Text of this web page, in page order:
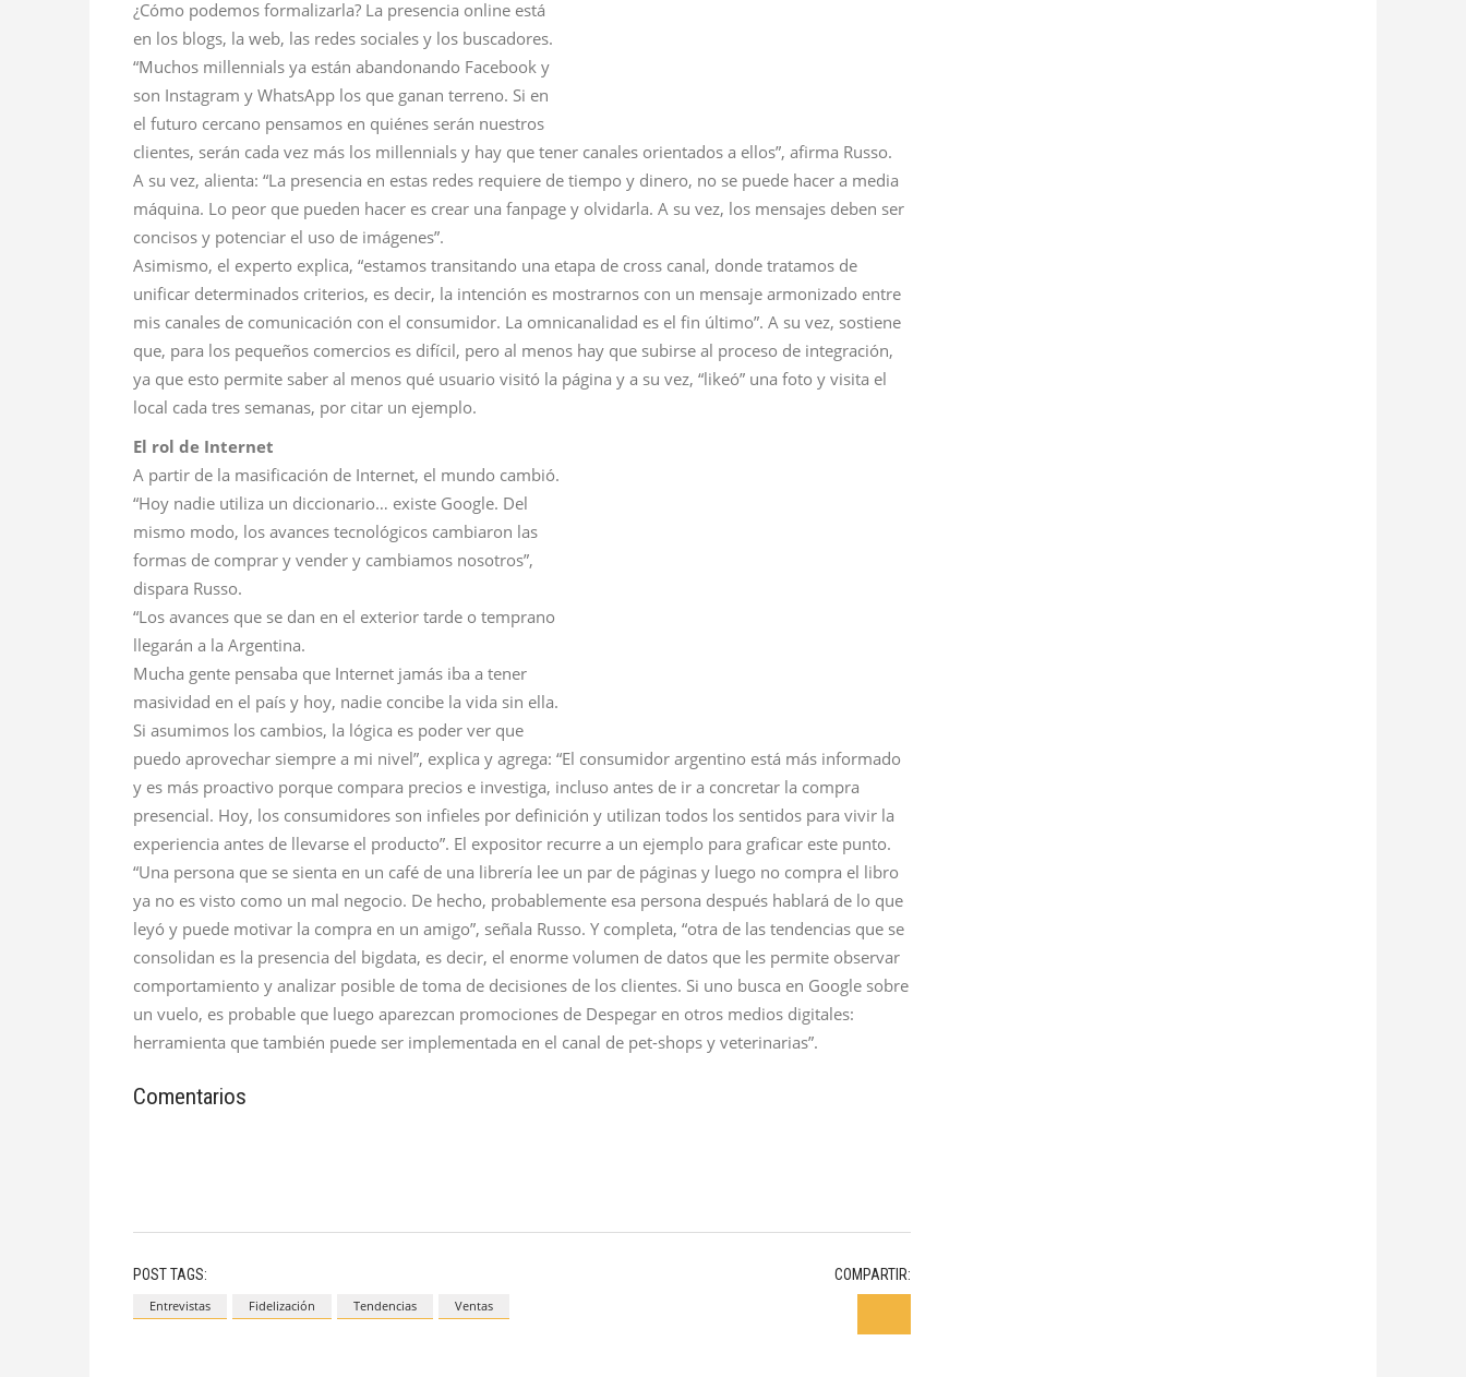
¿Cómo podemos formalizarla? La presencia online está
en los blogs, la web, las redes sociales y los buscadores.
“Muchos millennials ya están abandonando Facebook y
son Instagram y WhatsApp los que ganan terreno. Si en
el futuro cercano pensamos en quiénes serán nuestros
clientes, serán cada vez más los millennials y hay que tener canales orientados a ellos”, afirma Russo.
A su vez, alienta: “La presencia en estas redes requiere de tiempo y dinero, no se puede hacer a media
máquina. Lo peor que pueden hacer es crear una fanpage y olvidarla. A su vez, los mensajes deben ser
concisos y potenciar el uso de imágenes”.
Asimismo, el experto explica, “estamos transitando una etapa de cross canal, donde tratamos de
unificar determinados criterios, es decir, la intención es mostrarnos con un mensaje armonizado entre
mis canales de comunicación con el consumidor. La omnicanalidad es el fin último”. A su vez, sostiene
que, para los pequeños comercios es difícil, pero al menos hay que subirse al proceso de integración,
ya que esto permite saber al menos qué usuario visitó la página y a su vez, “likeó” una foto y visita el
local cada tres semanas, por citar un ejemplo.
El rol de Internet
A partir de la masificación de Internet, el mundo cambió.
“Hoy nadie utiliza un diccionario… existe Google. Del
mismo modo, los avances tecnológicos cambiaron las
formas de comprar y vender y cambiamos nosotros”,
dispara Russo.
“Los avances que se dan en el exterior tarde o temprano
llegarán a la Argentina.
Mucha gente pensaba que Internet jamás iba a tener
masividad en el país y hoy, nadie concibe la vida sin ella.
Si asumimos los cambios, la lógica es poder ver que
puedo aprovechar siempre a mi nivel”, explica y agrega: “El consumidor argentino está más informado
y es más proactivo porque compara precios e investiga, incluso antes de ir a concretar la compra
presencial. Hoy, los consumidores son infieles por definición y utilizan todos los sentidos para vivir la
experiencia antes de llevarse el producto”. El expositor recurre a un ejemplo para graficar este punto.
“Una persona que se sienta en un café de una librería lee un par de páginas y luego no compra el libro
ya no es visto como un mal negocio. De hecho, probablemente esa persona después hablará de lo que
leyó y puede motivar la compra en un amigo”, señala Russo. Y completa, “otra de las tendencias que se
consolidan es la presencia del bigdata, es decir, el enorme volumen de datos que les permite observar
comportamiento y analizar posible de toma de decisiones de los clientes. Si uno busca en Google sobre
un vuelo, es probable que luego aparezcan promociones de Despegar en otros medios digitales:
herramienta que también puede ser implementada en el canal de pet-shops y veterinarias”.
Comentarios
POST TAGS:
Entrevistas Fidelización Tendencias Ventas
COMPARTIR: